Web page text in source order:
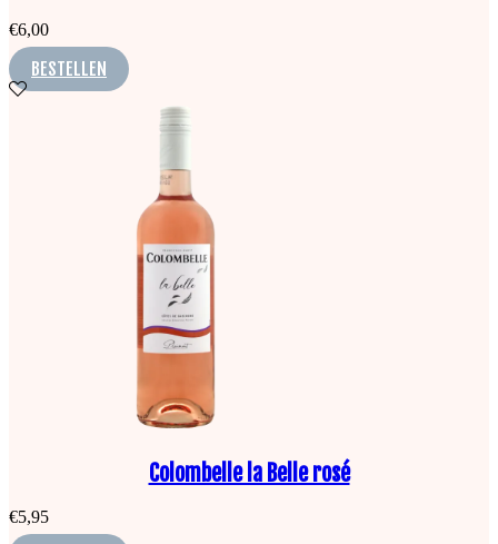
€6,00
BESTELLEN
Colombelle la Belle rosé
€5,95